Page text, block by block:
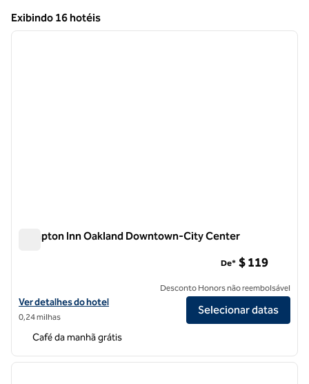
Exibindo 16 hotéis
Exibindo 16 hotéis
1 de 12
Hampton Inn Oakland Downtown-City Center
Exibir detalhes do hotel Hampton Inn Oakland Downtown-City
Ver detalhes do hotel
0,24 milhas
De* $ 119
Desconto Honors não reembolsável
Selecionar datas
Café da manhã grátis
1 de 12